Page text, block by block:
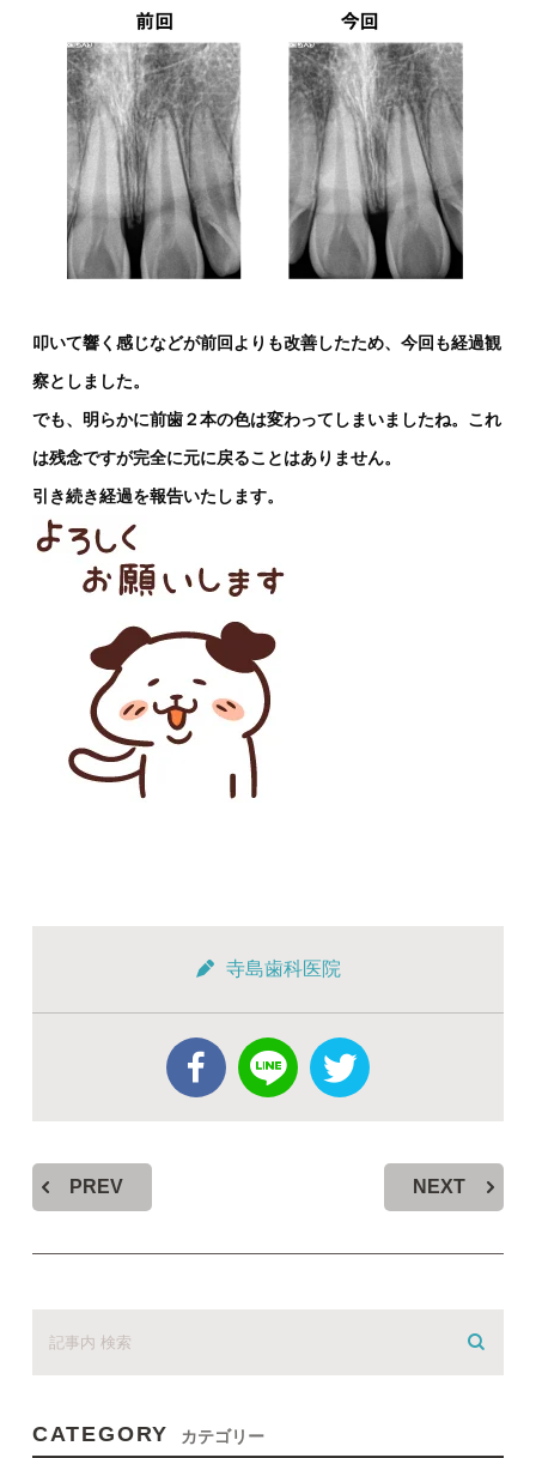
叩いて響く感じなどが前回よりも改善したため、今回も経過観
察としました。
でも、明らかに前歯２本の色は変わってしまいましたね。これ
は残念ですが完全に元に戻ることはありません。
引き続き経過を報告いたします。
寺島歯科医院
PREV NEXT
CATEGORY カテゴリー